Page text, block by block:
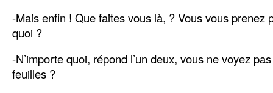
-Mais enfin ! Que faites vous là, ? Vous vous prenez
quoi ?
-N’importe quoi, répond l’un deux, vous ne voyez
feuilles ?